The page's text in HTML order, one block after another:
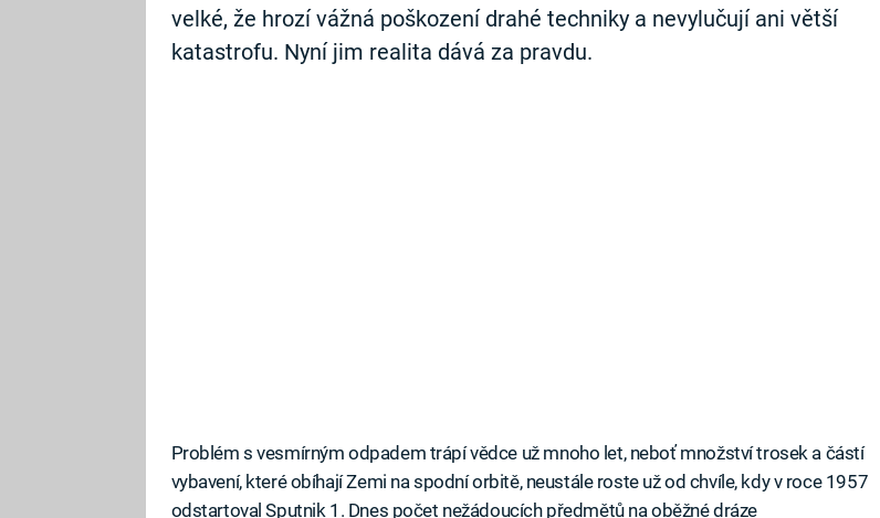
velké, že hrozí vážná poškození drahé techniky a nevylučují ani větší
katastrofu. Nyní jim realita dává za pravdu.
Problém s vesmírným odpadem trápí vědce už mnoho let, neboť množství trosek a částí
vybavení, které obíhají Zemi na spodní orbitě, neustále roste už od chvíle, kdy v roce 1957
odstartoval Sputnik 1. Dnes počet nežádoucích předmětů na oběžné dráze